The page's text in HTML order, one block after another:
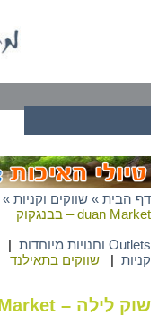
דף הבית » שווקים וקניות »
duan Market – בבנגקוק
Outlets וחנויות מיוחדות
|
קניות | שווקים בתאילנד
שוק לילה – Liab duan Market – בבנגקוק